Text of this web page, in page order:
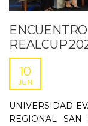
REALCUP
10
JUN
UNIVERSIDAD
REGIONAL